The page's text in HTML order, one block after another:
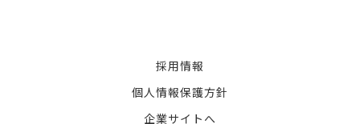
採用情報
個人情報保護方針
企業サイトへ